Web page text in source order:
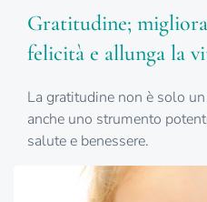
Gratitudine;
felicità e allunga la
La gratitudine non è solo
anche uno strumento
salute e benessere.